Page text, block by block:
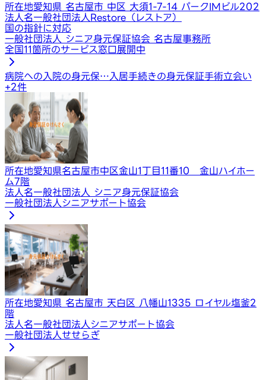
所在地愛知県 名古屋市 中区 大須1-7-14 パークIMビル202
法人名一般社団法人Restore（レストア）
国の指針に対応
一般社団法人 シニア身元保証協会 名古屋事務所
全国11箇所のサービス窓口展開中
病院への入院の身元保… 入居手続きの身元保証手術立会い
+2件
所在地愛知県名古屋市中区金山1丁目11番10 金山ハイホー
ム7階
法人名一般社団法人 シニア身元保証協会
一般社団法人シニアサポート協会
所在地愛知県 名古屋市 天白区 八幡山1335 ロイヤル塩釜2
階
法人名一般社団法人シニアサポート協会
一般社団法人せせらぎ